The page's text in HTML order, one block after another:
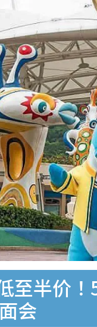
至半价
会